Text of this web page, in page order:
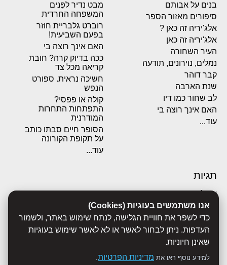
אנו משתמשים בעוגיות (Cookies)
כדי לשפר את חוויית הגלישה, לנתח שימוש באתר, ולשמור
העדפות. ניתן לבחור לאשר או לא לאשר שימוש בעוגיות
שאינן חיוניות.
למידע נוסף ראו את מדיניות הפרטיות.
בנים על אבותם
סיפורים מאזור הספר
אלג'יריה זה כאן ?
אלג'יריה זה כאן
העיר השחורה
נמלים, נוירונים, תודעה
קבר דוהר
שנת הארבה
לב שחור כמו דיו
האם אינך רוצה בי
עוד...
מבט נדיר לפְּנים
המשפחה החרדית
רוברט גלבריית חוזר
בפעם השביעית!
האם אינך רוצה בי
ככה בדיוק קרה? חובת
קריאה מכל צד
חשיכה נראית. ספורט
הנפש
קולה או פפסי?
התפתחות התחרות
המודרנית
הסופר חיים סבתו כותב
על תקופת הקורונה
עוד...
תגיות
אבולוציה
אכסדרה
אנשים
ביוגרפיות
ביולוגיה